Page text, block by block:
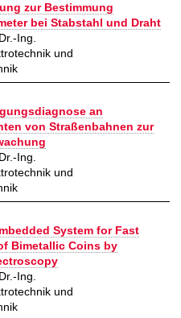
zur Bestimmung
bei Stabstahl und Draht
Ing.
und
an
von Straßenbahnen zur
Ing.
und
System for Fast
Bimetallic Coins by
Ing.
und